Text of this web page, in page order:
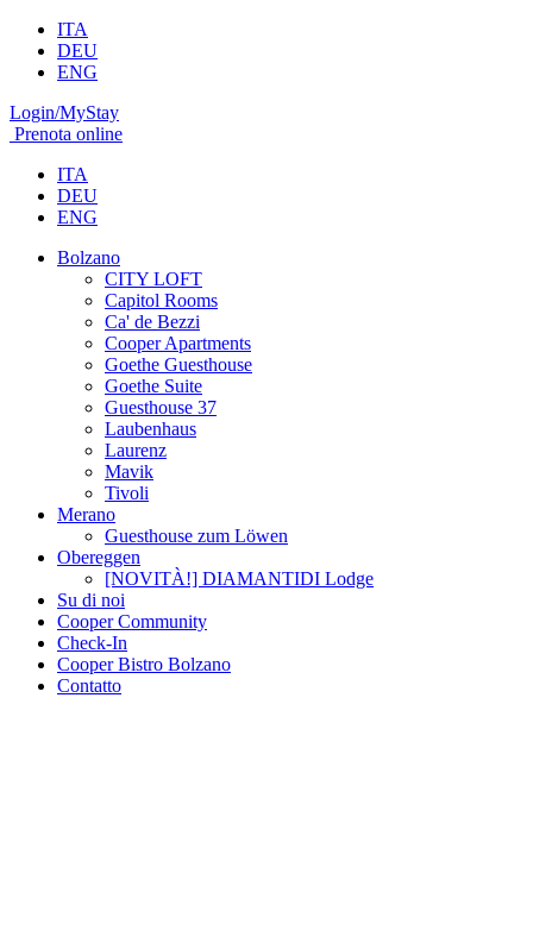
ITA
DEU
ENG
Login/MyStay
Prenota online
ITA
DEU
ENG
Bolzano
CITY LOFT
Capitol Rooms
Ca' de Bezzi
Cooper Apartments
Goethe Guesthouse
Goethe Suite
Guesthouse 37
Laubenhaus
Laurenz
Mavik
Tivoli
Merano
Guesthouse zum Löwen
Obereggen
[NOVITÀ!] DIAMANTIDI Lodge
Su di noi
Cooper Community
Check-In
Cooper Bistro Bolzano
Contatto